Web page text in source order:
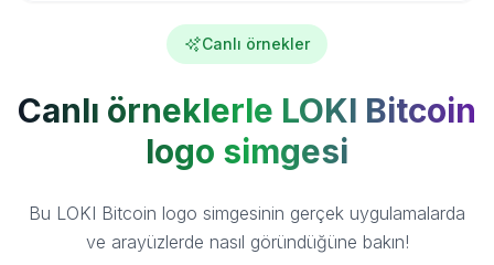
Canlı örnekler
Canlı örneklerle LOKI Bitcoin
logo simgesi
Bu LOKI Bitcoin logo simgesinin gerçek uygulamalarda
ve arayüzlerde nasıl göründüğüne bakın!